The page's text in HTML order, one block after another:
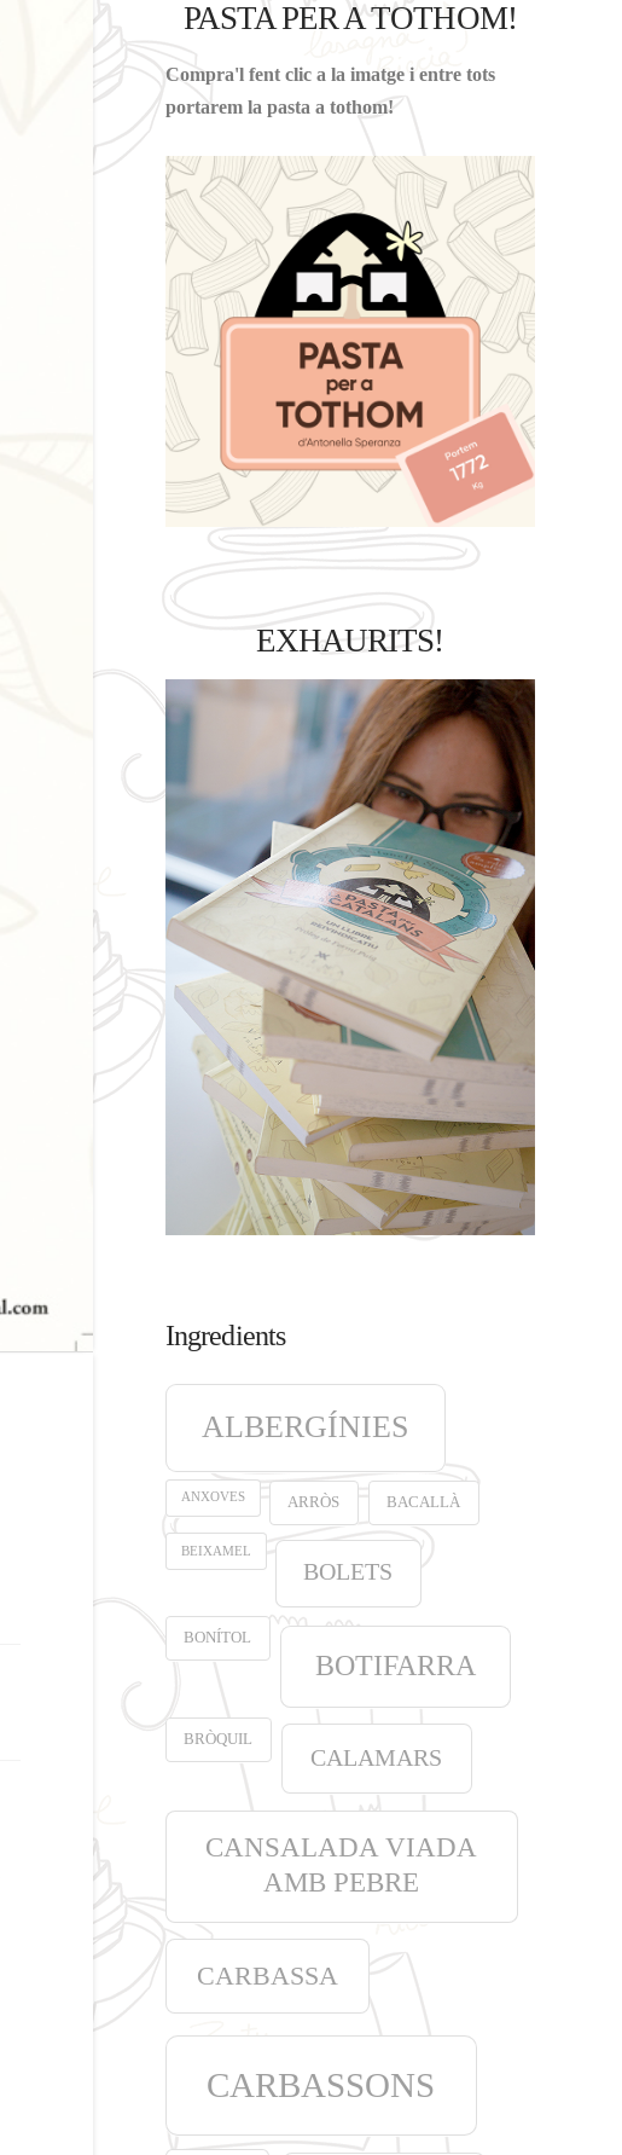
PASTA PER A TOTHOM!
Compra'l fent clic a la imatge i entre tots
portarem la pasta a tothom!
EXHAURITS!
Ingredients
ALBERGÍNIES
ANXOVES ARRÒS BACALLÀ
BEIXAMEL
BOLETS
BONÍTOL
BOTIFARRA
BRÒQUIL
CALAMARS
CANSALADA VIADA
AMB PEBRE
CARBASSA
CARBASSONS